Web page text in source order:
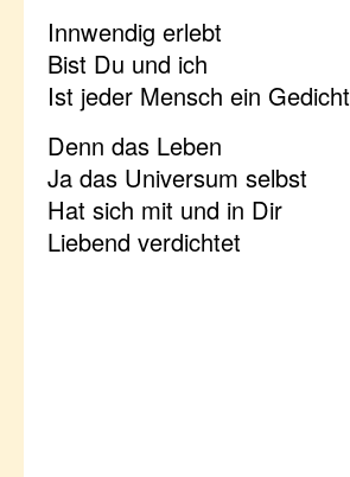
Innwendig erlebt
Bist Du und ich
Ist jeder Mensch ein Gedicht
Denn das Leben
Ja das Universum selbst
Hat sich mit und in Dir
Liebend verdichtet